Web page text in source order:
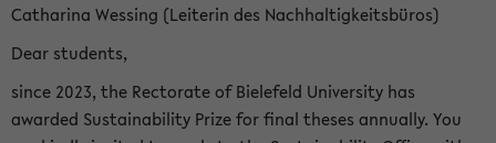
Catharina Wessing (Leiterin des Nachhaltigkeitsbüros)
Dear students,
since 2023, the Rectorate of Bielefeld University has
awarded Sustainability Prize for final theses annually. You